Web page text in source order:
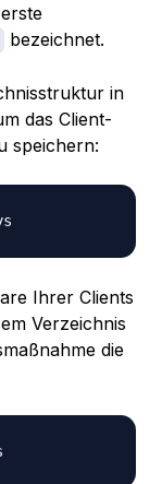
bezeichnet.
in
das Client-
speichern:
Ihrer Clients
Verzeichnis
die